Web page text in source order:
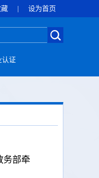
设为首页
认证
务部牵